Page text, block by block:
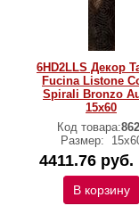
6HD2LLS Декор
Fucina Listone
Spirali Bronzo
15x60
Код товара:
Размер:
4411.76 руб.
В корзину